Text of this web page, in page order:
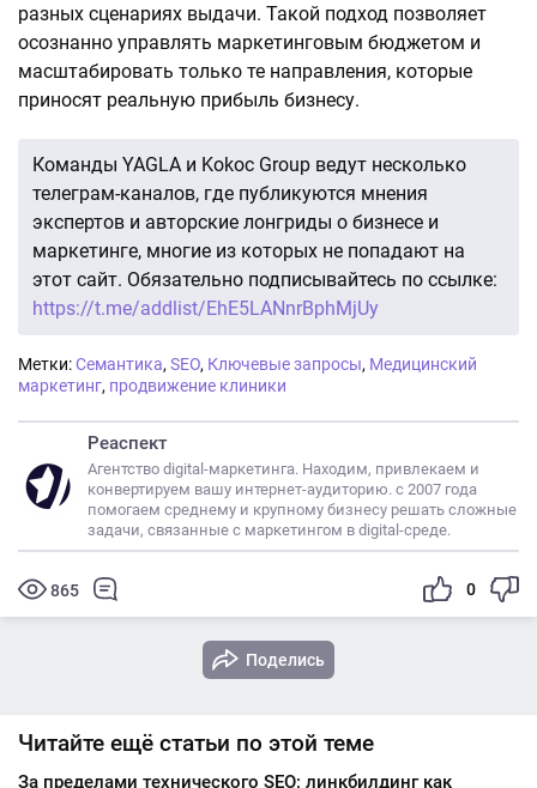
разных сценариях выдачи. Такой подход позволяет
осознанно управлять маркетинговым бюджетом и
масштабировать только те направления, которые
приносят реальную прибыль бизнесу.
Команды YAGLA и Kokoc Group ведут несколько
телеграм-каналов, где публикуются мнения
экспертов и авторские лонгриды о бизнесе и
маркетинге, многие из которых не попадают на
этот сайт. Обязательно подписывайтесь по ссылке:
https://t.me/addlist/EhE5LANnrBphMjUy
Метки:Семантика, SEO, Ключевые запросы, Медицинский
маркетинг, продвижение клиники
Реаспект
Агентство digital-маркетинга. Находим, привлекаем и
конвертируем вашу интернет-аудиторию. с 2007 года
помогаем среднему и крупному бизнесу решать сложные
задачи, связанные с маркетингом в digital-среде.
865 0
Поделись
Читайте ещё статьи по этой теме
За пределами технического SEO: линкбилдинг как